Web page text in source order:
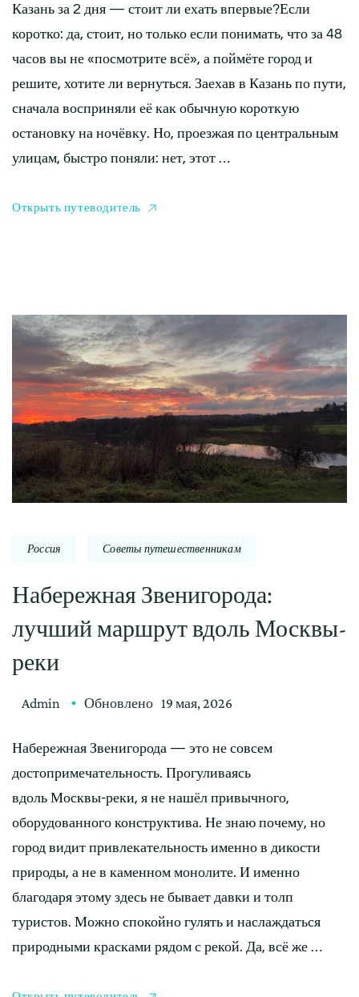
Казань за 2 дня — стоит ли ехать впервые?Если
коротко: да, стоит, но только если понимать, что за 48
часов вы не «посмотрите всё», а поймёте город и
решите, хотите ли вернуться. Заехав в Казань по пути,
сначала восприняли её как обычную короткую
остановку на ночёвку. Но, проезжая по центральным
улицам, быстро поняли: нет, этот …
Открыть путеводитель
Россия Советы путешественникам
Набережная Звенигорода:
лучший маршрут вдоль Москвы-
реки
Admin Обновлено 19 мая, 2026
Набережная Звенигорода — это не совсем
достопримечательность. Прогуливаясь
вдоль Москвы-реки, я не нашёл привычного,
оборудованного конструктива. Не знаю почему, но
город видит привлекательность именно в дикости
природы, а не в каменном монолите. И именно
благодаря этому здесь не бывает давки и толп
туристов. Можно спокойно гулять и наслаждаться
природными красками рядом с рекой. Да, всё же …